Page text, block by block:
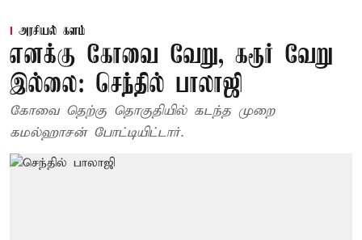
அரசியல் களம்
எனக்கு கோவை வேறு, கரூர் வேறு
இல்லை: செந்தில் பாலாஜி
கோவை தெற்கு தொகுதியில் கடந்த முறை
கமல்ஹாசன் போட்டியிட்டார்.